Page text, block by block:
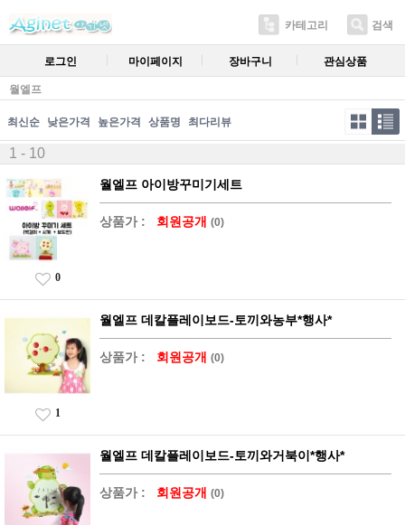
카테고리 검색
로그인 마이페이지 장바구니 관심상품
월엘프
최신순 낮은가격 높은가격 상품명 최다리뷰
1 - 10
월엘프 아이방꾸미기세트
상품가 : 회원공개 (0)
0
월엘프 데칼플레이보드-토끼와농부*행사*
상품가 : 회원공개 (0)
1
월엘프 데칼플레이보드-토끼와거북이*행사*
상품가 : 회원공개 (0)